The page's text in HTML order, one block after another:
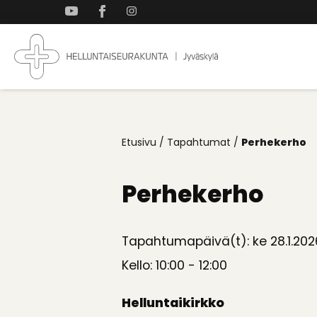
ylös
Jyväskylän
Koti
Etusivu / Tapahtumat / Perhekerho
Perhekerho
Tapahtumapäivä(t): ke
Kello: 10:00 - 12:00
Helluntaikirkko